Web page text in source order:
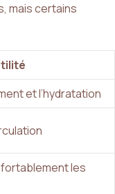
mais certains
et l’hydratation
les